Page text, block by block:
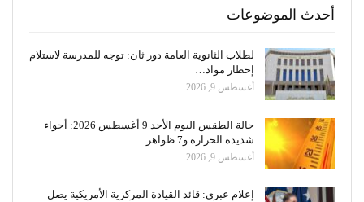
أحدث الموضوعات
لطلاب الثانوية العامة دور ثان: توجه للمدرسة لاستلام
إخطار مواد…
أغسطس 9, 2026
حالة الطقس اليوم الأحد 9 أغسطس 2026: أجواء
شديدة الحرارة و7 ظواهر…
أغسطس 9, 2026
إعلام عبرى: قائد القيادة المركزية الأمريكية يصل